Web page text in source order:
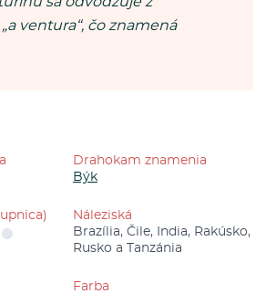
ventura“, čo znamená
Drahokam znamenia
Býk
Náleziská
Brazília, Čile, India, Rakúsko,
Rusko a Tanzánia
Farba